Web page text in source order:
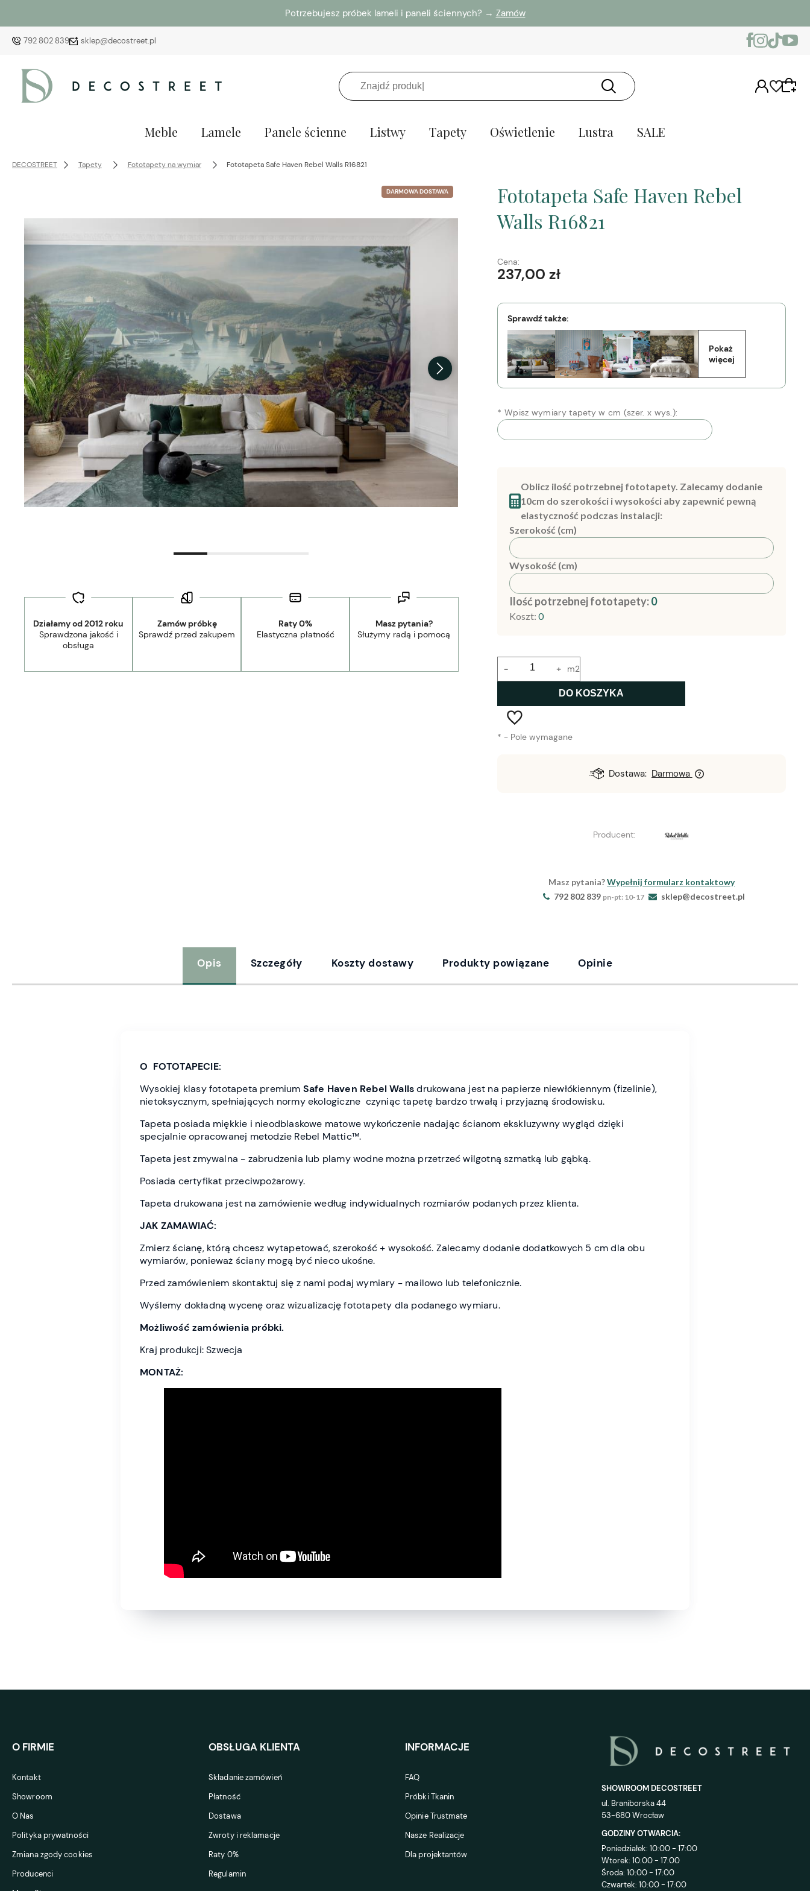
Potrzebujesz próbek lameli i paneli ściennych? → Zamów
792 802 839 sklep@decostreet.pl
Meble Lamele Panele ścienne Listwy Tapety Oświetlenie Lustra SALE
DECOSTREET Tapety Fototapety na wymiar Fototapeta Safe Haven Rebel Walls R16821
DARMOWA DOSTAWA
Działamy od 2012 roku
Sprawdzona jakość i
obsługa
Zamów próbkę
Sprawdź przed zakupem
Raty 0%
Elastyczna płatność
Masz pytania?
Służymy radą i pomocą
Fototapeta Safe Haven Rebel
Walls R16821
Cena:
237,00 zł
Sprawdź także:
Pokaż
więcej
* Wpisz wymiary tapety w cm (szer. x wys.):
Oblicz ilość potrzebnej fototapety. Zalecamy dodanie
10cm do szerokości i wysokości aby zapewnić pewną
elastyczność podczas instalacji:
Szerokość (cm)
Wysokość (cm)
Ilość potrzebnej fototapety:0
Koszt:0
+
- m2
DO KOSZYKA
* - Pole wymagane
Dostawa: Darmowa
Producent:
Masz pytania?Wypełnij formularz kontaktowy
792 802 839 pn-pt: 10-17 sklep@decostreet.pl
Opis Szczegóły Koszty dostawy Produkty powiązane Opinie
O FOTOTAPECIE:
Wysokiej klasy fototapeta premium Safe Haven Rebel Wallsdrukowana jest na papierze niewłókiennym (fizelinie),
nietoksycznym, spełniających normy ekologiczne czyniąc tapetę bardzo trwałą i przyjazną środowisku.
Tapeta posiada miękkie i nieodblaskowe matowe wykończenie nadając ścianom ekskluzywny wygląd dzięki
specjalnie opracowanej metodzie Rebel Mattic™.
Tapeta jest zmywalna - zabrudzenia lub plamy wodne można przetrzeć wilgotną szmatką lub gąbką.
Posiada certyfikat przeciwpożarowy.
Tapeta drukowana jest na zamówienie według indywidualnych rozmiarów podanych przez klienta.
JAK ZAMAWIAĆ:
Zmierz ścianę, którą chcesz wytapetować, szerokość + wysokość. Zalecamy dodanie dodatkowych 5 cm dla obu
wymiarów, ponieważ ściany mogą być nieco ukośne.
Przed zamówieniem skontaktuj się z nami podaj wymiary - mailowo lub telefonicznie.
Wyślemy dokładną wycenę oraz wizualizację fototapety dla podanego wymiaru.
Możliwość zamówienia próbki.
Kraj produkcji: Szwecja
MONTAŻ:
O FIRMIE
Kontakt
Showroom
O Nas
Polityka prywatności
Zmiana zgody cookies
Producenci
OBSŁUGA KLIENTA
Składanie zamówień
Płatność
Dostawa
Zwroty i reklamacje
Raty 0%
Regulamin
INFORMACJE
FAQ
Próbki Tkanin
Opinie Trustmate
Nasze Realizacje
Dla projektantów
SHOWROOM DECOSTREET
ul. Braniborska 44
53-680 Wrocław
GODZINY OTWARCIA:
Poniedziałek: 10:00 - 17:00
Wtorek: 10:00 - 17:00
Środa: 10:00 - 17:00
Czwartek: 10:00 - 17:00